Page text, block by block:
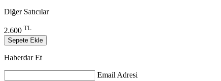
Diğer Satıcılar
2.600 TL
Sepete Ekle
Haberdar Et
Email Adresi